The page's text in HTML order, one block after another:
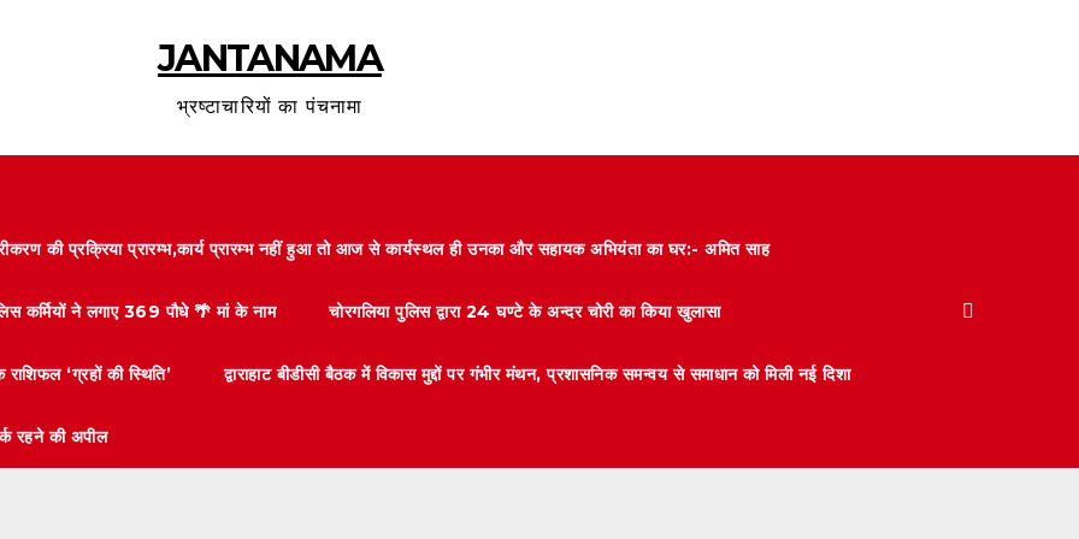
JANTANAMA
भ्रष्टाचारियों का पंचनामा
की प्रक्रिया प्रारम्भ,कार्य प्रारम्भ नहीं हुआ तो आज से कार्यस्थल ही उनका और सहायक अभियंता का घर:- अमित साह
कर्मियों ने लगाए 369 पौधे 🌴 मां के नाम चोरगलिया पुलिस द्वारा 24 घण्टे के अन्दर चोरी का किया खुलासा
‘ग्रहों की स्थिति’ द्वाराहाट बीडीसी बैठक में विकास मुद्दों पर गंभीर मंथन, प्रशासनिक समन्वय से समाधान को मिली नई दिशा
रहने की अपील